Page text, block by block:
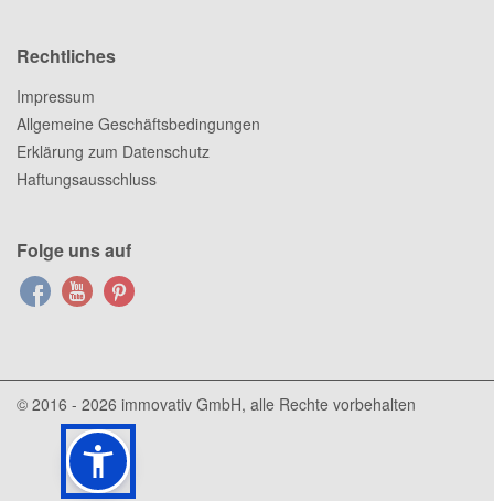
Rechtliches
Impressum
Allgemeine Geschäftsbedingungen
Erklärung zum Datenschutz
Haftungsausschluss
Folge uns auf
© 2016 - 2026 immovativ GmbH, alle Rechte vorbehalten